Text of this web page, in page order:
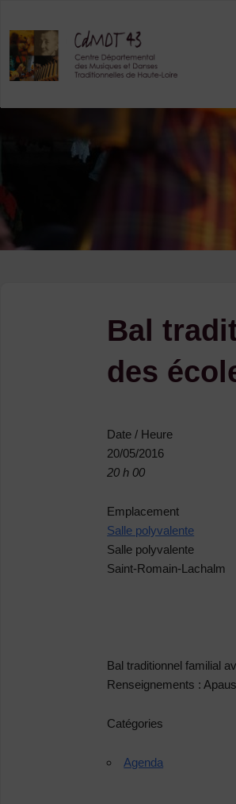
content
Bal
des
Date / Heure
20/05/2016
20 h 00
Emplacement
Salle polyvalente
Salle polyvalente
Saint-Romain-Lachalm
Bal traditionnel familial
Renseignements :
Catégories
Agenda